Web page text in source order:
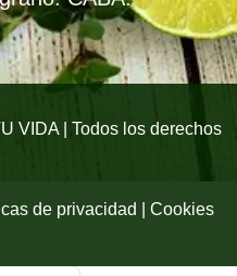
e
VIDA | Todos los derechos
de privacidad | Cookies